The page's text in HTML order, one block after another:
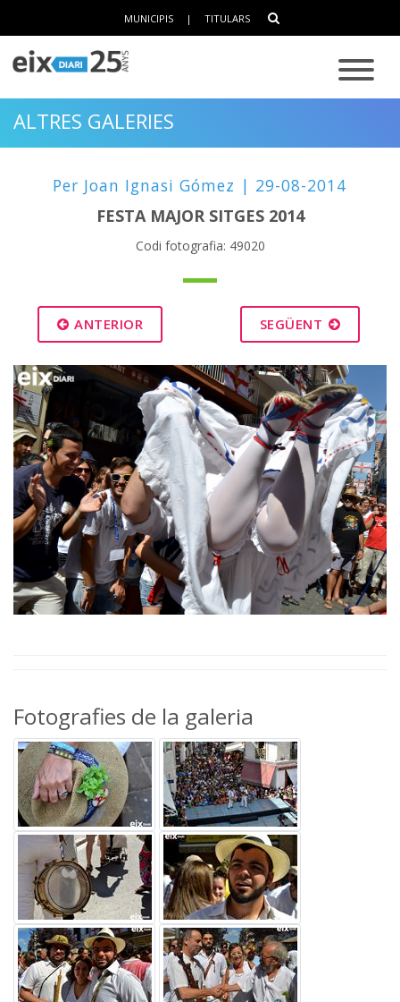
MUNICIPIS | TITULARS
ALTRES GALERIES
Per Joan Ignasi Gómez | 29-08-2014
FESTA MAJOR SITGES 2014
Codi fotografia: 49020
ANTERIOR SEGÜENT
Fotografies de la galeria